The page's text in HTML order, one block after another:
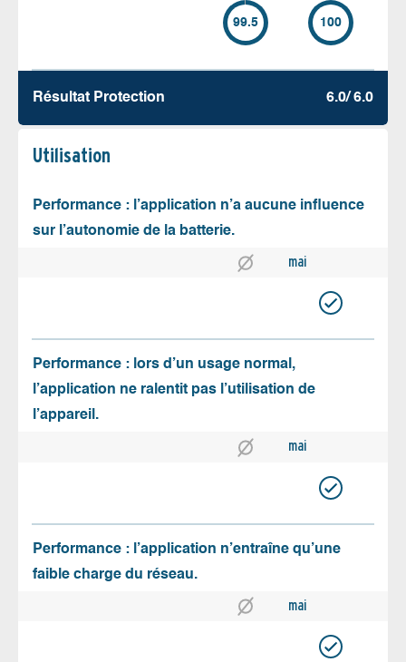
99.5 100
Résultat Protection 6.0/ 6.0
Utilisation
Performance : l’application n’a aucune influence
sur l’autonomie de la batterie.
mai
Performance : lors d’un usage normal,
l’application ne ralentit pas l’utilisation de
l’appareil.
mai
Performance : l’application n’entraîne qu’une
faible charge du réseau.
mai